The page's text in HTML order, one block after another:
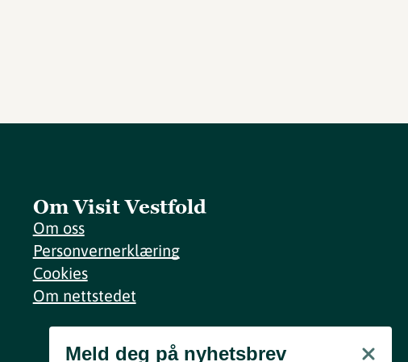
Om Visit Vestfold
Om oss
Personvernerklæring
Cookies
Om nettstedet
Meld deg på nyhetsbrev
Meld deg på nyhetsbrev